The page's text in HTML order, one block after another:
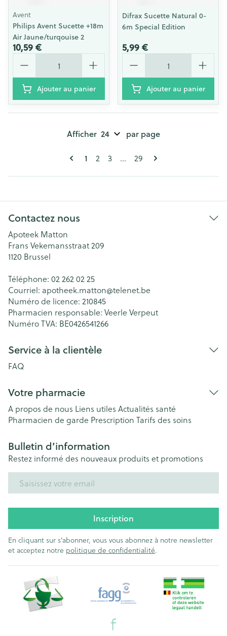
Avent
Philips Avent Sucette +18m
Air Jaune/turqouise 2
10,59 €
Quantité
Ajouter au panier
Difrax Sucette Natural 0-
6m Special Edition
5,99 €
Quantité
Ajouter au panier
Pages
Vous lisez actuellement la page
1 Page
2 Page
3 ... Page
29
Afficher par page
Contactez nous
Apoteek Matton
Frans Vekemansstraat 209
1120 Brussel
Téléphone: 02 262 02 25
Courriel: apotheek.matton@telenet.be
Numéro de licence: 210845
Pharmacien responsable: Veerle Verpeut
Numéro TVA: BE0426541266
Service à la clientèle
FAQ
Votre pharmacie
A propos de nous Liens utiles Actualités santé
Pharmacien de garde Prescription Tarifs des soins
Bulletin d’information
Restez informé des nouveaux produits et promotions
Inscription
En cliquant sur s'abonner, vous vous abonnez à notre newsletter
et acceptez notre politique de confidentialité.